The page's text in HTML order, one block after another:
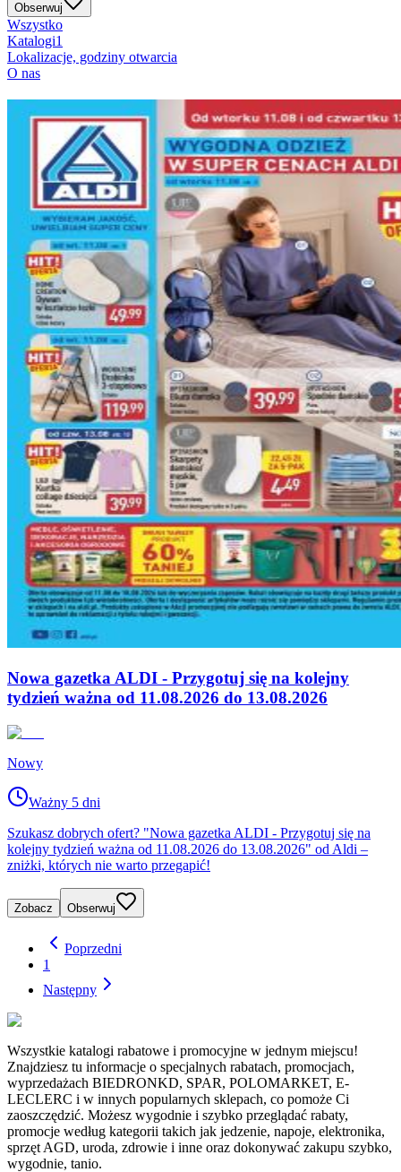
Obserwuj
Wszystko
Katalogi1
Lokalizacje, godziny otwarcia
O nas
Nowa gazetka ALDI - Przygotuj się na kolejny
tydzień ważna od 11.08.2026 do 13.08.2026
Nowy
Ważny 5 dni
Szukasz dobrych ofert? "Nowa gazetka ALDI - Przygotuj się na
kolejny tydzień ważna od 11.08.2026 do 13.08.2026" od Aldi –
zniżki, których nie warto przegapić!
Zobacz Obserwuj
Poprzedni
1
Następny
Wszystkie katalogi rabatowe i promocyjne w jednym miejscu!
Znajdziesz tu informacje o specjalnych rabatach, promocjach,
wyprzedażach BIEDRONKD, SPAR, POLOMARKET, E-
LECLERC i w innych popularnych sklepach, co pomoże Ci
zaoszczędzić. Możesz wygodnie i szybko przeglądać rabaty,
promocje według kategorii takich jak jedzenie, napoje, elektronika,
sprzęt AGD, uroda, zdrowie i inne oraz dokonywać zakupu szybko,
wygodnie, tanio.